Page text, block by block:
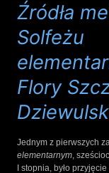
Źródła
Solfeżu
Flory
Jednym z pierwszych
elementarnym,
I stopnia, było